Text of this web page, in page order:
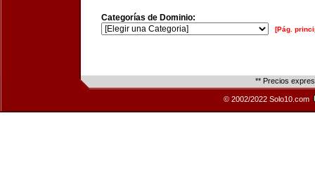
Categorías de Dominio:
[Pág.
** Precios
© 2002/2022 Solo10.com